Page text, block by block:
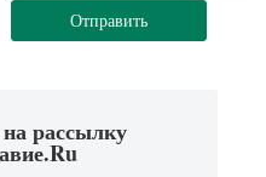
Отправить
рассылку